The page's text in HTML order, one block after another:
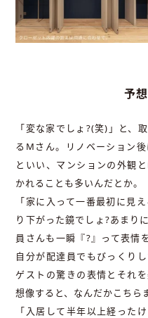
予
「変な家でしょ?(笑)」と、
るMさん。リノベーション
といい、マンションの外観
かれることも多いんだとか。
「家に入って一番最初に見
り下がった鏡でしょ?あまり
員さんも一瞬『?』って表情
自分が配達員でもびっくり
ゲストの驚きの表情とそれ
想像すると、なんだかこちら
「入居して半年以上経った